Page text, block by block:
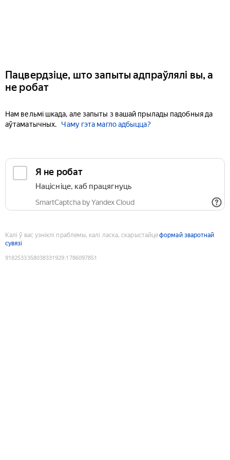
Пацвердзіце, што запыты адпраўлялі вы, а
не робат
Нам вельмі шкада, але запыты з вашай прылады падобныя да
аўтаматычных.
Чаму гэта магло адбыцца?
Я не робат
Націсніце, каб працягнуць
SmartCaptcha by Yandex Cloud
Калі ў вас узніклі праблемы, калі ласка, скарыстайцеформай зваротнай
сувязі
9182533358038331929:1786097851